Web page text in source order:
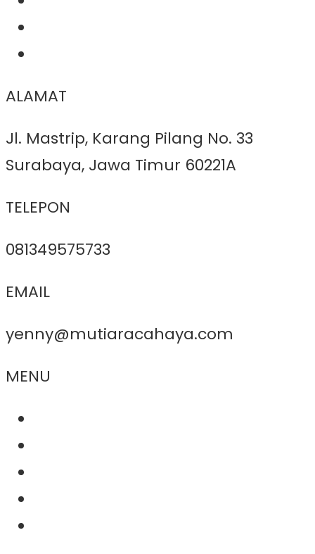
ALAMAT
Jl. Mastrip, Karang Pilang No. 33
Surabaya, Jawa Timur 60221A
TELEPON
081349575733
EMAIL
yenny@mutiaracahaya.com
MENU